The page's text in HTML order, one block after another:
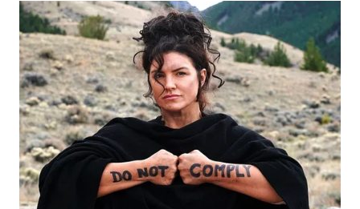
WN
TAPANULI
UTARA
WN
SAMOSIR
WN
PADANG
LAWAS